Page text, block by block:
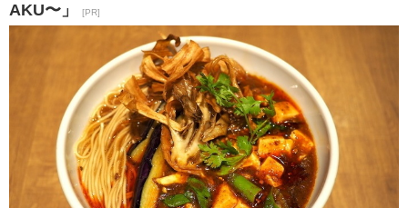
AKU〜」
[PR]